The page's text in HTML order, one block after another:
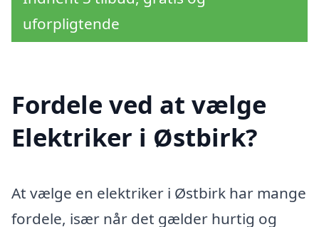
uforpligtende
Fordele ved at vælge
Elektriker i Østbirk?
At vælge en elektriker i Østbirk har mange
fordele, især når det gælder hurtig og